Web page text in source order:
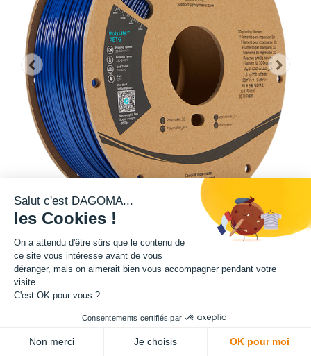
Cette bobine de teinte bleue est disponible en format 1kg.
Diamètre : 1.75 mm
Grammage : 1000 g
Salut c'est DAGOMA...
les Cookies !
On a attendu d'être sûrs que le contenu de
ce site vous intéresse avant de vous
déranger, mais on aimerait bien vous accompagner pendant votre
visite...
C'est OK pour vous ?
Consentements certifiés par
Non merci Je choisis OK pour moi